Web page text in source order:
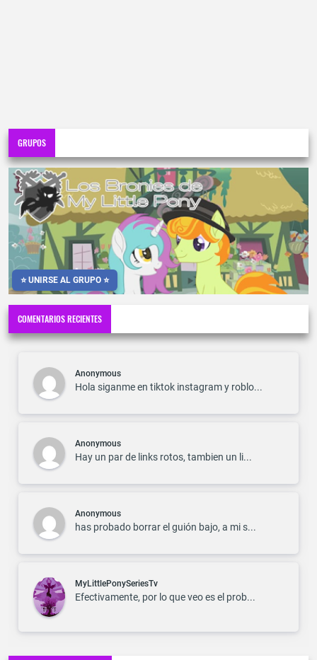
GRUPOS
⭐ UNIRSE AL GRUPO ⭐
COMENTARIOS RECIENTES
Anonymous
Hola siganme en tiktok instagram y roblo...
Anonymous
Hay un par de links rotos, tambien un li...
Anonymous
has probado borrar el guión bajo, a mi s...
MyLittlePonySeriesTv
Efectivamente, por lo que veo es el prob...